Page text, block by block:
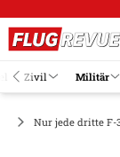
Zivil Militär
Nur jede dritte F-